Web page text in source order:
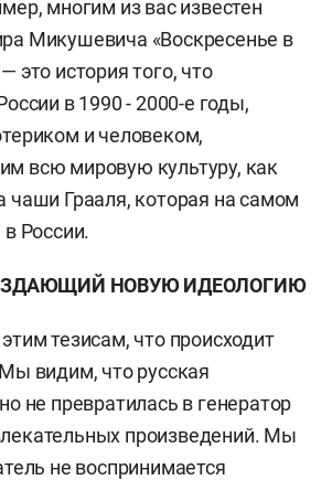
многим из вас известен
Микушевича «Воскресенье в
это история того, что
в 1990 - 2000-е годы,
и человеком,
всю мировую культуру, как
чаши Грааля, которая на самом
России.
НОВУЮ ИДЕОЛОГИЮ
тезисам, что происходит
видим, что русская
не превратилась в генератор
произведений. Мы
не воспринимается